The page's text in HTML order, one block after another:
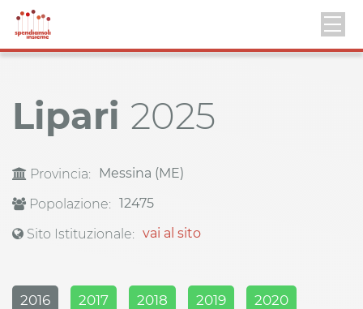
Lipari 2025
Provincia:
Messina (ME)
Popolazione: 12475
Sito Istituzionale: vai al sito
2016 2017 2018 2019 2020